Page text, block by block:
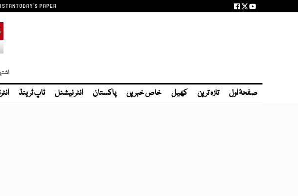
TODAY'S PAPER
صفحۂ اول تازہ ترین کھیل خاص خبریں پاکستان انٹر نیشنل ٹاپ ٹرینڈ